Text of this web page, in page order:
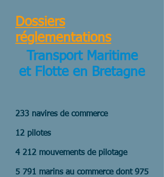
Dossiers
réglementations
Transport Maritime
et Flotte en Bretagne
233 navires de commerce
12 pilotes
4 212 mouvements de pilotage
5 791 marins au commerce dont 975